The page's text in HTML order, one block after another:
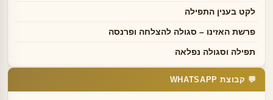
לקט בענין התפילה
פרשת האזינו – סגולה להצלחה ופרנסה
תפילה וסגולה נפלאה
💬 קבוצת WHATSAPP